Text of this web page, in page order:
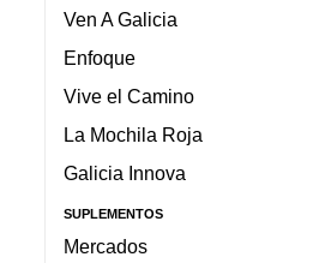
Ven A Galicia
Enfoque
Vive el Camino
La Mochila Roja
Galicia Innova
SUPLEMENTOS
Mercados